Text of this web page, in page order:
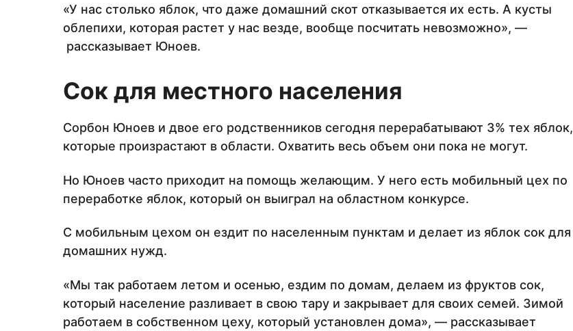
«У нас столько яблок, что даже домашний скот отказывается их есть. А кусты
облепихи, которая растет у нас везде, вообще посчитать невозможно», —
рассказывает Юноев.
Сок для местного населения
Сорбон Юноев и двое его родственников сегодня перерабатывают 3% тех яблок,
которые произрастают в области. Охватить весь объем они пока не могут.
Но Юноев часто приходит на помощь желающим. У него есть мобильный цех по
переработке яблок, который он выиграл на областном конкурсе.
С мобильным цехом он ездит по населенным пунктам и делает из яблок сок для
домашних нужд.
«Мы так работаем летом и осенью, ездим по домам, делаем из фруктов сок,
который население разливает в свою тару и закрывает для своих семей. Зимой
работаем в собственном цеху, который установлен дома», — рассказывает